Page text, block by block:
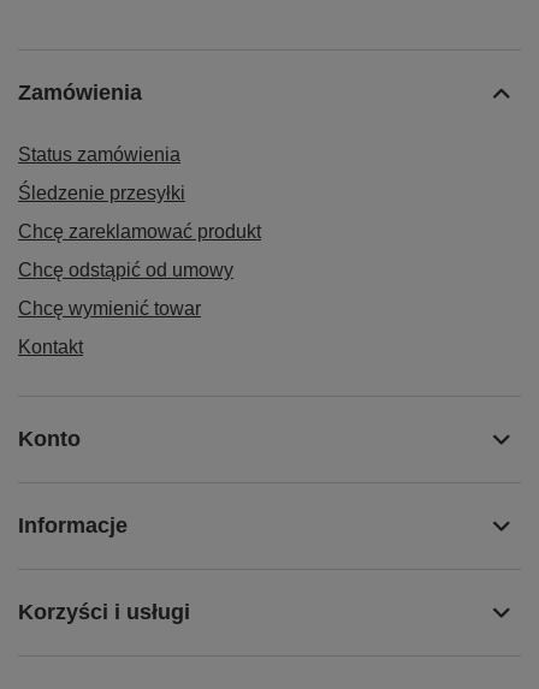
Zamówienia
Status zamówienia
Śledzenie przesyłki
Chcę zareklamować produkt
Chcę odstąpić od umowy
Chcę wymienić towar
Kontakt
Konto
Informacje
Korzyści i usługi